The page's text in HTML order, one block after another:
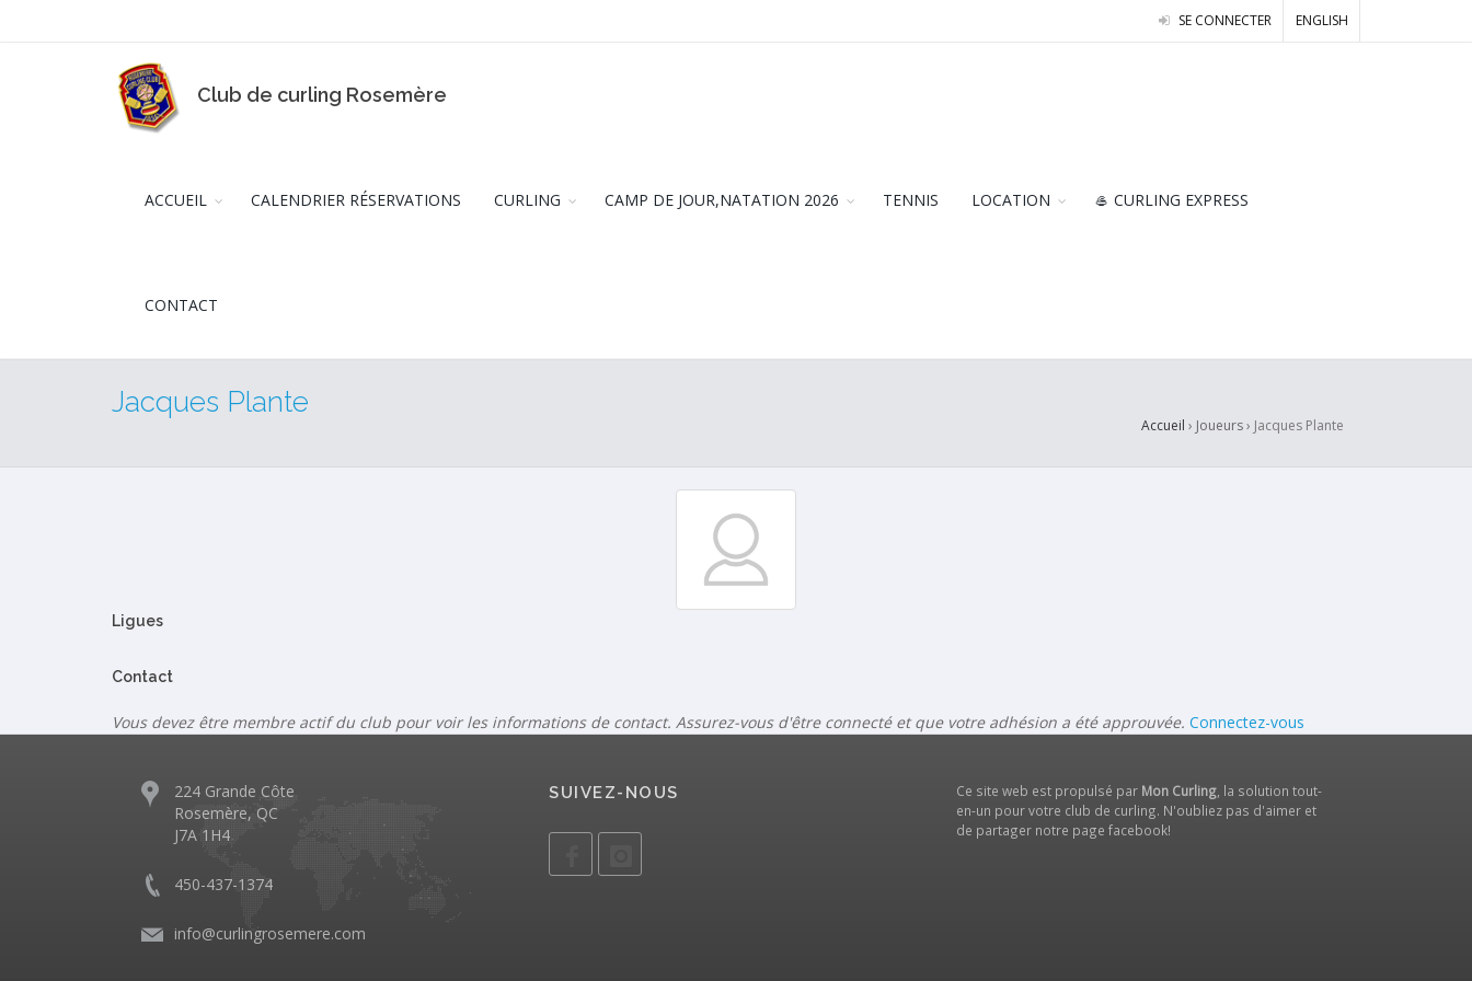
SE CONNECTER ENGLISH
Club de curling Rosemère
ACCUEIL CALENDRIER RÉSERVATIONS CURLING CAMP DE JOUR,NATATION 2026 TENNIS LOCATION 🥌 CURLING EXPRESS
CONTACT
Jacques Plante
Accueil › Joueurs › Jacques Plante
Ligues
Contact
Vous devez être membre actif du club pour voir les informations de contact. Assurez-vous d'être connecté et que votre adhésion a été approuvée. Connectez-vous
224 Grande Côte
Rosemère, QC
J7A 1H4
450-437-1374
info@curlingrosemere.com
SUIVEZ-NOUS Ce site web est propulsé par Mon Curling , la solution tout-
en-un pour votre club de curling. N'oubliez pas d'aimer et
de partager notre page facebook!